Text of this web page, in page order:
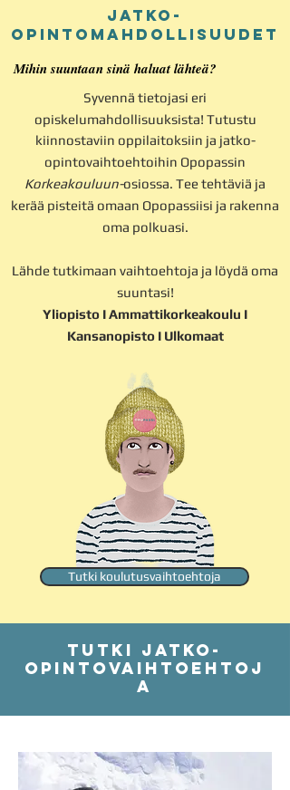
JATKO-
OPINTOmahdollisuudet
Mihin suuntaan sinä haluat lähteä?
Syvennä tietojasi eri
opiskelumahdollisuuksista! Tutustu
kiinnostaviin oppilaitoksiin ja jatko-
opintovaihtoehtoihin Opopassin
Korkeakouluun-osiossa. Tee tehtäviä ja
kerää pisteitä omaan Opopassiisi ja rakenna
oma polkuasi.
Lähde tutkimaan vaihtoehtoja ja löydä oma
suuntasi!
Yliopisto I Ammattikorkeakoulu I
Kansanopisto I Ulkomaat
Tutki koulutusvaihtoehtoja
Tutki jatko-
opintovaihtoehtoj
a